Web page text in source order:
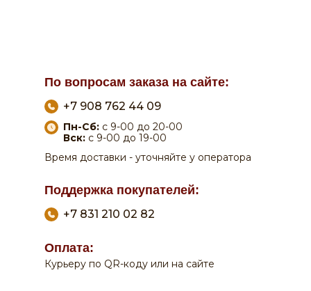
+7 908 762 44 09
+7 831 210 02 82
Пн-Сб: с 9-00 до 20-00
Вск: с 9-00 до 19-00
Время доставки - уточняйте у оператора
Курьеру по QR-коду или на сайте
По вопросам заказа на сайте:
Оплата:
Поддержка покупателей: